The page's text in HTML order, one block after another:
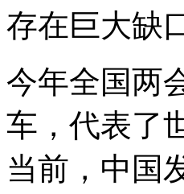
存在巨大缺
今年全国两
车，代表了
当前，中国